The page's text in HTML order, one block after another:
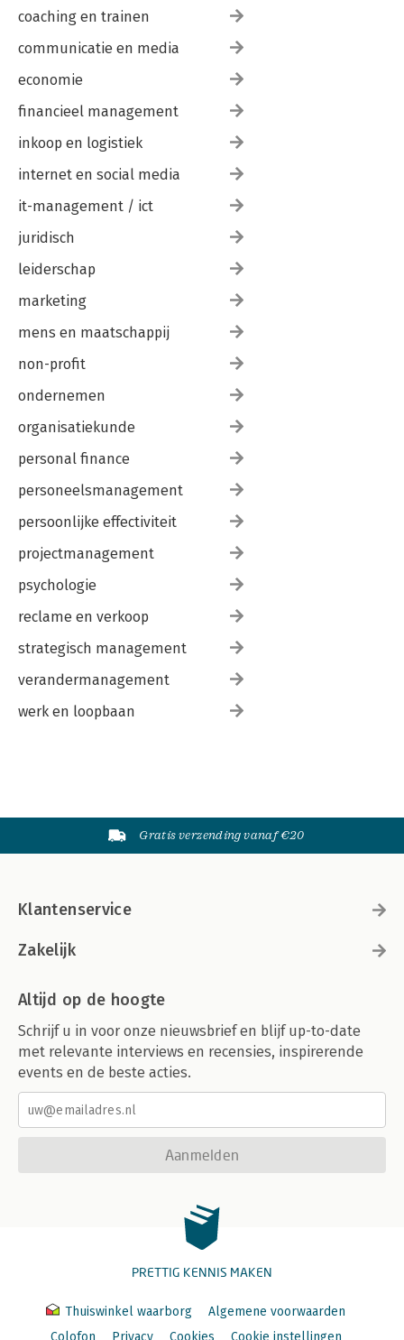
coaching en trainen
communicatie en media
economie
financieel management
inkoop en logistiek
internet en social media
it-management / ict
juridisch
leiderschap
marketing
mens en maatschappij
non-profit
ondernemen
organisatiekunde
personal finance
personeelsmanagement
persoonlijke effectiviteit
projectmanagement
psychologie
reclame en verkoop
strategisch management
verandermanagement
werk en loopbaan
Gratis verzending vanaf €20
Klantenservice
Zakelijk
Altijd op de hoogte
Schrijf u in voor onze nieuwsbrief en blijf up-to-date
met relevante interviews en recensies, inspirerende
events en de beste acties.
Aanmelden
PRETTIG KENNIS MAKEN
Thuiswinkel waarborg
Algemene voorwaarden